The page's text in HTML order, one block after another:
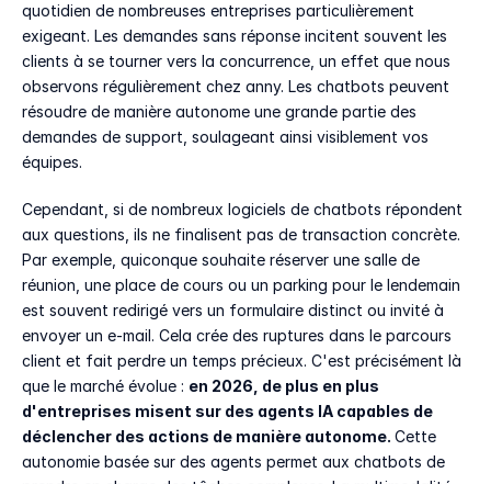
quotidien de nombreuses entreprises particulièrement
exigeant. Les demandes sans réponse incitent souvent les
clients à se tourner vers la concurrence, un effet que nous
observons régulièrement chez anny. Les chatbots peuvent
résoudre de manière autonome une grande partie des
demandes de support, soulageant ainsi visiblement vos
équipes.
Cependant, si de nombreux logiciels de chatbots répondent
aux questions, ils ne finalisent pas de transaction concrète.
Par exemple, quiconque souhaite réserver une salle de
réunion, une place de cours ou un parking pour le lendemain
est souvent redirigé vers un formulaire distinct ou invité à
envoyer un e-mail. Cela crée des ruptures dans le parcours
client et fait perdre un temps précieux. C'est précisément là
que le marché évolue : en 2026, de plus en plus
d'entreprises misent sur des agents IA capables de
déclencher des actions de manière autonome. Cette
autonomie basée sur des agents permet aux chatbots de